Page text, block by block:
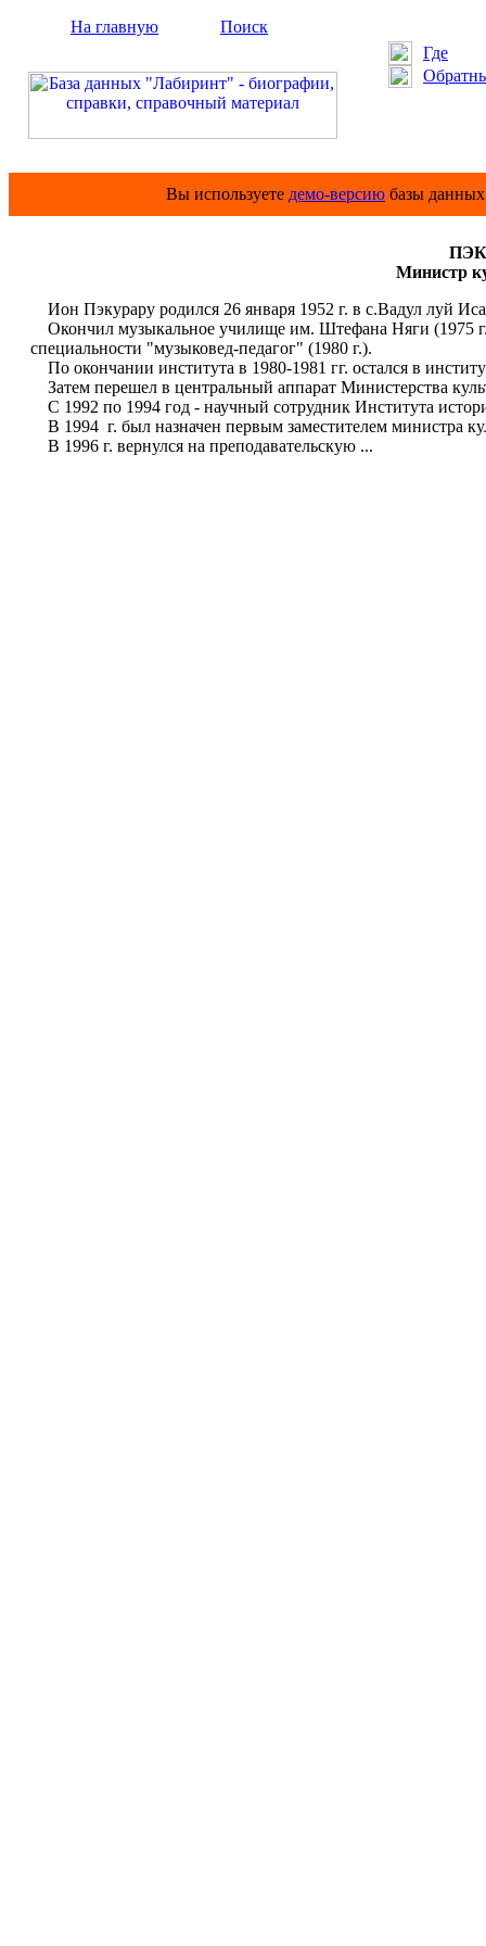
На главную
Поиск
Где
Вы используете демо-версию базы
Министр
Ион Пэкурару родился 26 января 1952 г. в с.Вадул луй
Окончил музыкальное училище им. Штефана Няги (1975
специальности "музыковед-педагог" (1980 г.).
По окончании института в 1980-1981 гг. остался в
Затем перешел в центральный аппарат Министерства
С 1992 по 1994 год - научный сотрудник Института
В 1994 г. был назначен первым заместителем министра
В 1996 г. вернулся на преподавательскую ...